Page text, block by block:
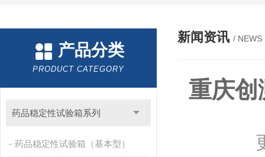
产品分类
PRODUCT CATEGORY
药品稳定性试验箱系列
药品稳定性试验箱（基本型）
新闻资讯 / NEWS
重庆创